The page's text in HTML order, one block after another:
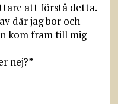
att förstå detta.
där jag bor och
kom fram till mig
nej?”